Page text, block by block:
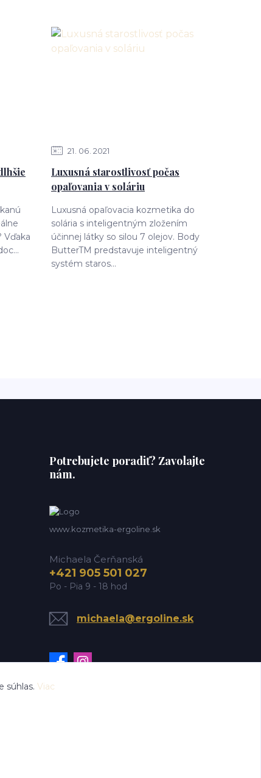
Vďaka
21 06 2021
Luxusná starostlivosť počas
opaľovania v soláriu
Luxusná opaľovacia kozmetika do
solária s inteligentným zložením
účinnej látky so silou 7 olejov. Body
ButterTM predstavuje inteligentný
systém staros...
Potrebujete poradiť? Zavolajte
nám.
www.kozmetika-ergoline.sk
Michaela Čerňanská
+421 905 501 027
Po - Pia 9 - 18 hod
michaela@ergoline.sk
súhlas. Viac